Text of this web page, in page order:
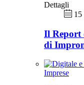
Dettagli
15
Il Report
di
Imprese